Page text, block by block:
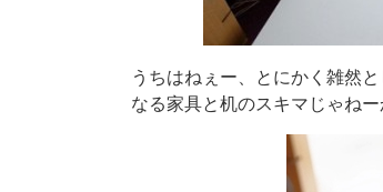
うちはねぇー、とにかく雑然
なる家具と机のスキマじゃねー